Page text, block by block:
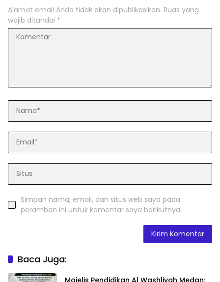
Alamat email Anda tidak akan dipublikasikan. Ruas yang
wajib ditandai *
Simpan nama, email, dan situs web saya pada
peramban ini untuk komentar saya berikutnya.
Baca Juga: